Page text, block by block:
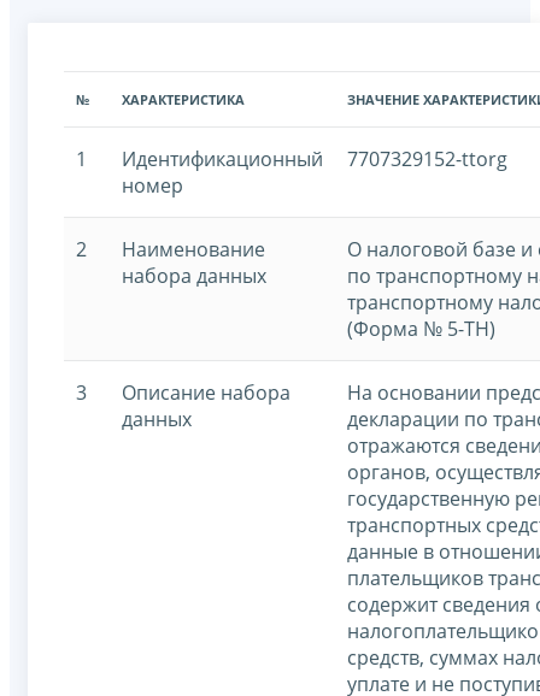
№ ХАРАКТЕРИСТИКА ЗНАЧЕНИЕ
1
Идентификационный
номер
7707329152-ttorg
2
Наименование
набора данных
О налоговой базе и
по транспортному
транспортному
(Форма № 5-ТН)
3
Описание набора
данных
На основании
декларации по
отражаются
органов,
государственную
транспортных
данные в
плательщиков
содержит сведения
средств, суммах
уплате и не